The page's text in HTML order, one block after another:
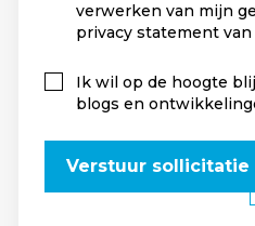
verwerken van mijn
privacy statement
Ik wil op de hoogte
blogs en
Verstuur sollicitatie